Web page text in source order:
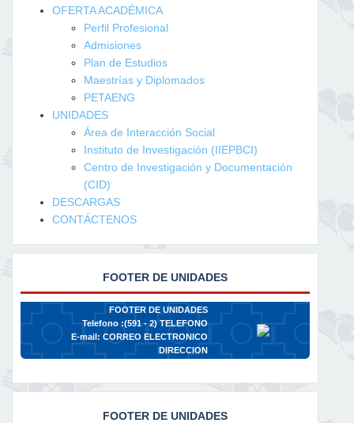
OFERTA ACADÉMICA
Perfil Profesional
Admisiones
Plan de Estudios
Maestrías y Diplomados
PETAENG
UNIDADES
Área de Interacción Social
Instituto de Investigación (IIEPBCI)
Centro de Investigación y Documentación
(CID)
DESCARGAS
CONTÁCTENOS
FOOTER DE UNIDADES
FOOTER DE UNIDADES
Telefono :(591 - 2)TELEFONO
E-mail: CORREO ELECTRONICO
DIRECCION
FOOTER DE UNIDADES